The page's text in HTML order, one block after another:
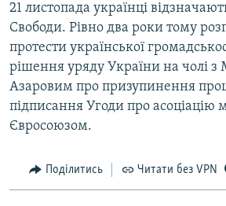
21 листопада українці
Свободи. Рівно два роки тому
протести української
рішення уряду України на чолі
Азаровим про призупинення
підписання Угоди про асоціацію
Євросоюзом.
Поділитись Читати без VPN